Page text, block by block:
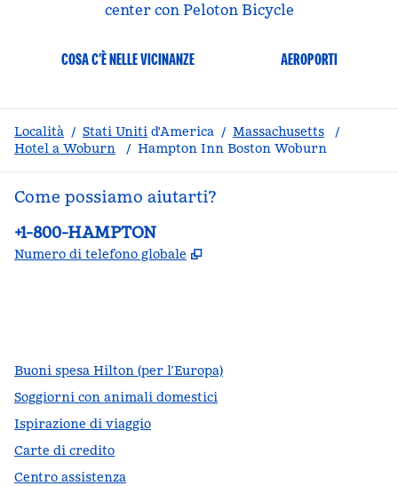
center con Peloton Bicycle
COSA C’È NELLE VICINANZE AEROPORTI
Località / Stati Uniti d'America / Massachusetts
/
Hotel a Woburn
/ Hampton Inn Boston Woburn
Come possiamo aiutarti?
Telefono:
+1-800-HAMPTON
Numero di telefono globale ,
Buoni spesa Hilton (per l’Europa)
Soggiorni con animali domestici
Ispirazione di viaggio
Carte di credito
Centro assistenza